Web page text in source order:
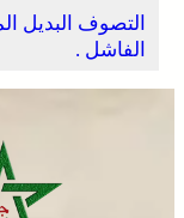
التصوف البديل
الفاشل .